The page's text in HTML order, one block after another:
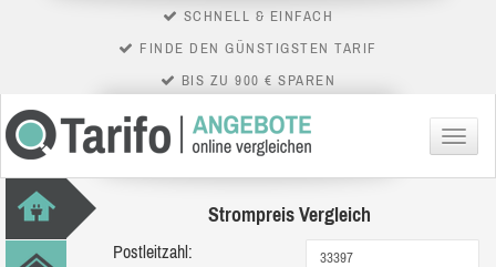
SCHNELL & EINFACH
FINDE DEN GÜNSTIGSTEN TARIF
BIS ZU 900 € SPAREN
Menü
Strompreis Vergleich
Postleitzahl: